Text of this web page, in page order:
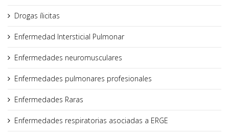
Drogas ílicitas
Enfermedad Intersticial Pulmonar
Enfermedades neuromusculares
Enfermedades pulmonares profesionales
Enfermedades Raras
Enfermedades respiratorias asociadas a ERGE